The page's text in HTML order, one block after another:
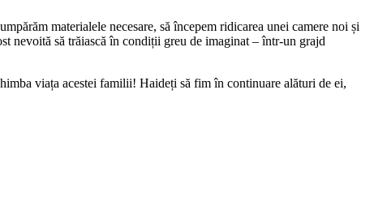
materialele necesare, să începem ridicarea unei camere noi și
nevoită să trăiască în condiții greu de imaginat – într-un grajd
viața acestei familii! Haideți să fim în continuare alături de ei,